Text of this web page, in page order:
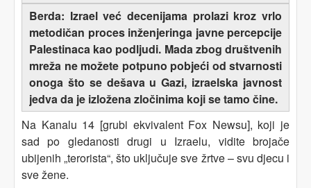
Berda: Izrael već decenijama prolazi kroz vrlo
metodičan proces inženjeringa javne percepcije
Palestinaca kao podljudi. Mada zbog društvenih
mreža ne možete potpuno pobjeći od stvarnosti
onoga što se dešava u Gazi, izraelska javnost
jedva da je izložena zločinima koji se tamo čine.
Na Kanalu 14 [grubi ekvivalent Fox Newsu], koji je
sad po gledanosti drugi u Izraelu, vidite brojače
ubijenih „terorista“, što uključuje sve žrtve – svu djecu i
sve žene.